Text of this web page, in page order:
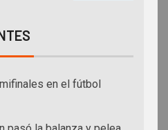
en el fútbol